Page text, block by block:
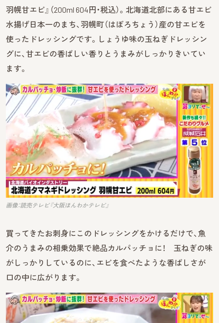
羽幌甘エビ』（200ml 604円・税込）。北海道北部にある甘エビ
水揚げ日本一のまち、羽幌町（はぼろちょう）産の甘エビを
使ったドレッシングです。しょうゆ味の玉ねぎドレッシン
グに、甘エビの香ばしい香りとうまみがしっかりきいてい
ます。
画像：読売テレビ『大阪ほんわかテレビ』
買ってきたお刺身にこのドレッシングをかけるだけで、魚
介のうまみの相乗効果で絶品カルパッチョに！ 玉ねぎの味
がしっかりしているのに、エビを食べたような香ばしさが
口の中に広がります。